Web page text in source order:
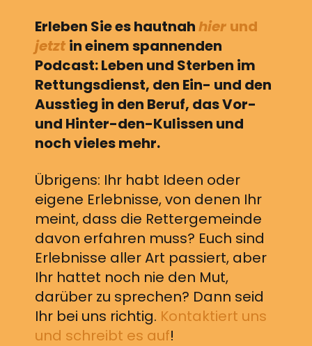
Erleben Sie es hautnahhier und
jetzt in einem spannenden
Podcast: Leben und Sterben im
Rettungsdienst, den Ein- und den
Ausstieg in den Beruf, das Vor-
und Hinter-den-Kulissen und
noch vieles mehr.
Übrigens: Ihr habt Ideen oder
eigene Erlebnisse, von denen Ihr
meint, dass die Rettergemeinde
davon erfahren muss? Euch sind
Erlebnisse aller Art passiert, aber
Ihr hattet noch nie den Mut,
darüber zu sprechen? Dann seid
Ihr bei uns richtig. Kontaktiert uns
und schreibt es auf!